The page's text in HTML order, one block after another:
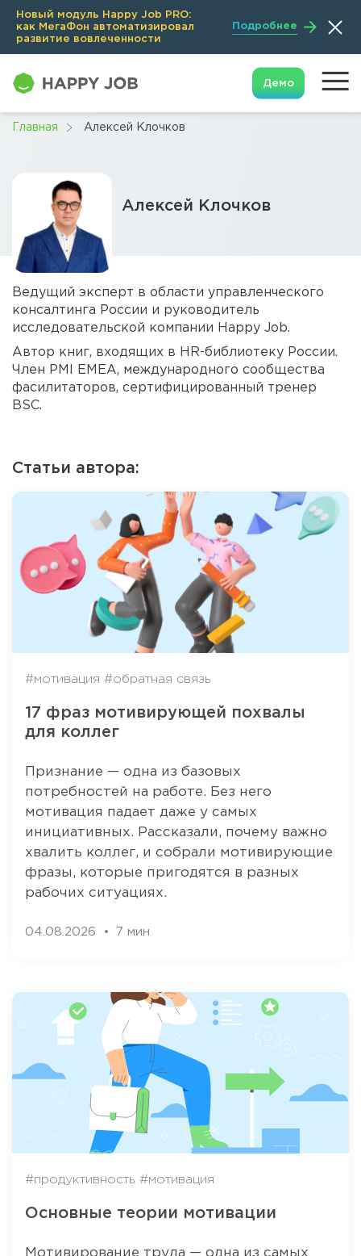
Новый модуль Happy Job PRO:
как МегаФон автоматизировал
развитие вовлеченности
Подробнее
Демо
Главная Алексей Клочков
Алексей Клочков
Ведущий эксперт в области управленческого
консалтинга России и руководитель
исследовательской компании Happy Job.
Автор книг, входящих в HR-библиотеку России.
Член PMI EMEA, международного сообщества
фасилитаторов, сертифицированный тренер
BSC.
Статьи автора:
#мотивация #обратная связь
17 фраз мотивирующей похвалы
для коллег
Признание — одна из базовых
потребностей на работе. Без него
мотивация падает даже у самых
инициативных. Рассказали, почему важно
хвалить коллег, и собрали мотивирующие
фразы, которые пригодятся в разных
рабочих ситуациях.
04.08.2026 7 мин
#продуктивность #мотивация
Основные теории мотивации
Мотивирование труда — одна из самых